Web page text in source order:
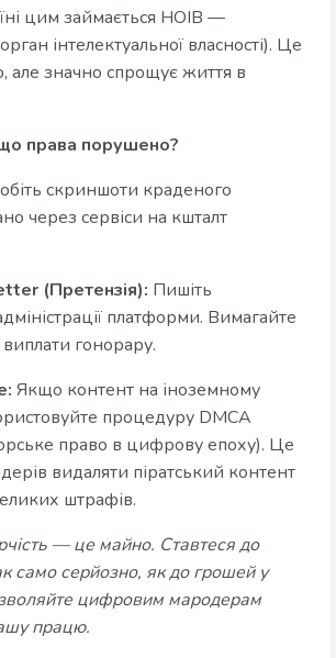
цим займається НОІВ —
інтелектуальної власності). Це
але значно спрощує життя в
права порушено?
скриншоти краденого
через сервіси на кшталт
(Претензія): Пишіть
платформи. Вимагайте
гонорару.
Якщо контент на іноземному
процедуру DMCA
право в цифрову епоху). Це
видаляти піратський контент
штрафів.
— це майно. Ставтеся до
само серйозно, як до грошей у
цифровим мародерам
працю.